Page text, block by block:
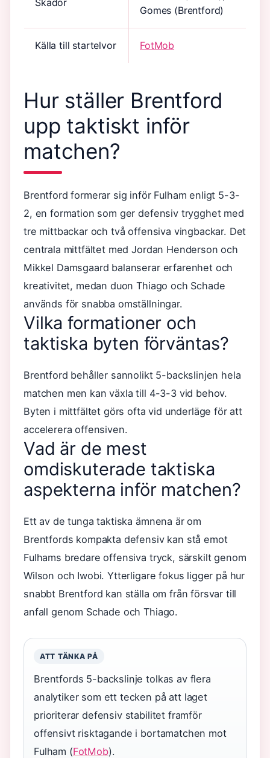
Skador
Gomes (Brentford)
Källa till startelvor FotMob
Hur ställer Brentford
upp taktiskt inför
matchen?
Brentford formerar sig inför Fulham enligt 5-3-
2, en formation som ger defensiv trygghet med
tre mittbackar och två offensiva vingbackar. Det
centrala mittfältet med Jordan Henderson och
Mikkel Damsgaard balanserar erfarenhet och
kreativitet, medan duon Thiago och Schade
används för snabba omställningar.
Vilka formationer och
taktiska byten förväntas?
Brentford behåller sannolikt 5-backslinjen hela
matchen men kan växla till 4-3-3 vid behov.
Byten i mittfältet görs ofta vid underläge för att
accelerera offensiven.
Vad är de mest
omdiskuterade taktiska
aspekterna inför matchen?
Ett av de tunga taktiska ämnena är om
Brentfords kompakta defensiv kan stå emot
Fulhams bredare offensiva tryck, särskilt genom
Wilson och Iwobi. Ytterligare fokus ligger på hur
snabbt Brentford kan ställa om från försvar till
anfall genom Schade och Thiago.
ATT TÄNKA PÅ
Brentfords 5-backslinje tolkas av flera
analytiker som ett tecken på att laget
prioriterar defensiv stabilitet framför
offensivt risktagande i bortamatchen mot
Fulham (FotMob).